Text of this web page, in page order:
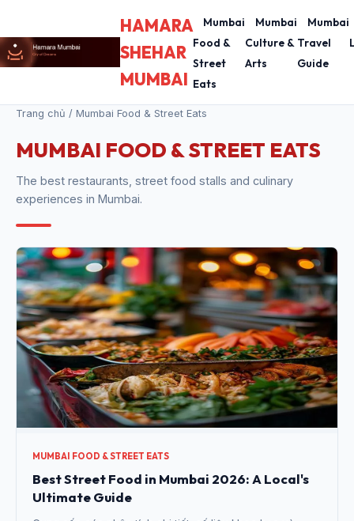
HAMARA
SHEHAR
MUMBAI
Mumbai
Food &
Street
Eats
Mumbai
Culture &
Arts
Mumbai
Travel
Guide
Trang chủ / Mumbai Food & Street Eats
MUMBAI FOOD & STREET EATS
The best restaurants, street food stalls and culinary
experiences in Mumbai.
MUMBAI FOOD & STREET EATS
Best Street Food in Mumbai 2026: A Local's
Ultimate Guide